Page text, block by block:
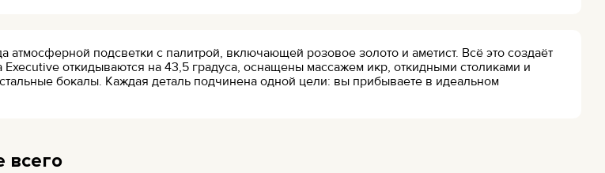
подсветки с палитрой, включающей розовое золото и аметист. Всё это создаёт
откидываются на 43,5 градуса, оснащены массажем икр, откидными столиками и
бокалы. Каждая деталь подчинена одной цели: вы прибываете в идеальном
всего